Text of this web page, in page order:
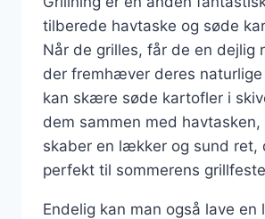
tilberede havtaske og søde
Når de grilles, får de en dejlig
der fremhæver deres naturlige
kan skære søde kartofler i
dem sammen med havtasken,
skaber en lækker og sund ret,
perfekt til sommerens
Endelig kan man også lave